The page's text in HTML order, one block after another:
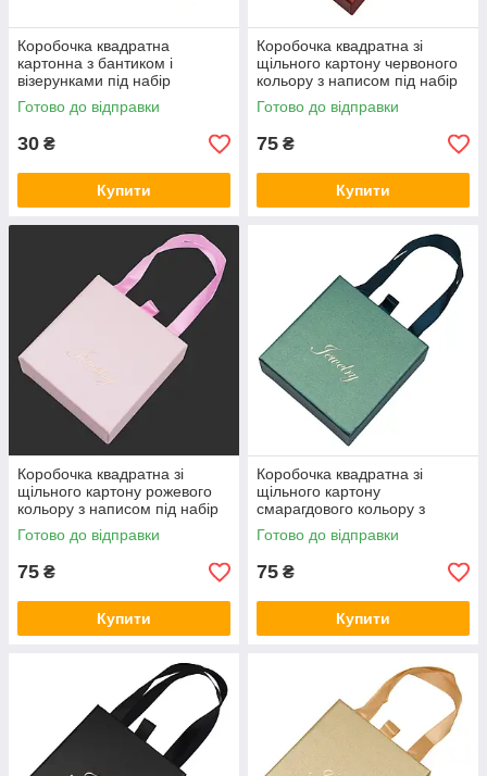
Коробочка квадратна
картонна з бантиком і
візерунками під набір
прикрас розмір 9/9/3 см 12
шт. мікс кольорів
Готово до відправки
30 ₴
Купити
Коробочка квадратна зі
щільного картону червоного
кольору з написом під набір
прикрас розмір 10х10х3.5 см
Готово до відправки
75 ₴
Купити
Коробочка квадратна зі
щільного картону рожевого
кольору з написом під набір
прикрас розмір 10х10х3.5 см
Готово до відправки
75 ₴
Купити
Коробочка квадратна зі
щільного картону
смарагдового кольору з
написом під набір прикрас
розмір 10х10х3.5 см
Готово до відправки
75 ₴
Купити